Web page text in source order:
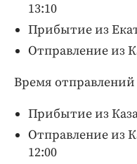
13:10
Прибытие из
Отправление из
Время отправлений
Прибытие из
Отправление из
12:00